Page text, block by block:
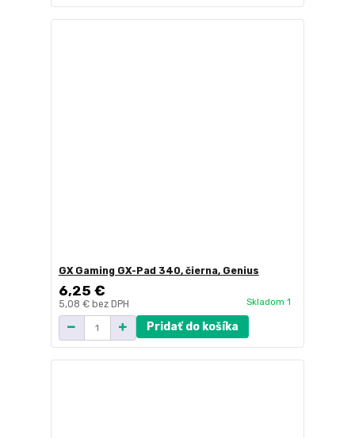
GX Gaming GX-Pad 340, čierna, Genius
6,25 €
5,08 € bez DPH Skladom 1
Pridať do košíka